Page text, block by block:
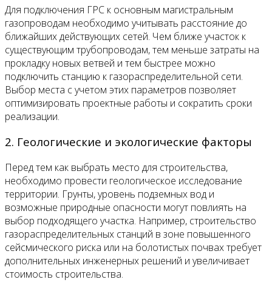
Для подключения ГРС к основным магистральным
газопроводам необходимо учитывать расстояние до
ближайших действующих сетей. Чем ближе участок к
существующим трубопроводам, тем меньше затраты на
прокладку новых ветвей и тем быстрее можно
подключить станцию к газораспределительной сети.
Выбор места с учетом этих параметров позволяет
оптимизировать проектные работы и сократить сроки
реализации.
2. Геологические и экологические факторы
Перед тем как выбрать место для строительства,
необходимо провести геологическое исследование
территории. Грунты, уровень подземных вод и
возможные природные опасности могут повлиять на
выбор подходящего участка. Например, строительство
газораспределительных станций в зоне повышенного
сейсмического риска или на болотистых почвах требует
дополнительных инженерных решений и увеличивает
стоимость строительства.